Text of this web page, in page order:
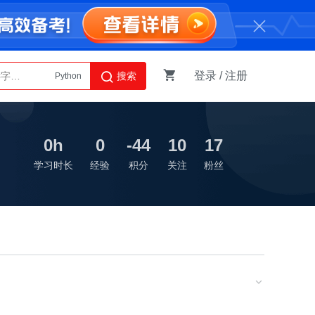
Python
AI智能体
搜索 登录 /注册
0h
学习时长
0
经验
-44
积分
10
关注
17
粉丝